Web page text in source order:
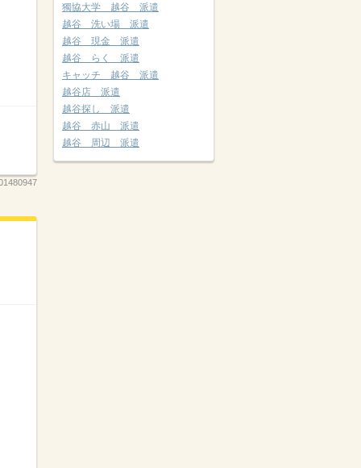
獨協大学 越谷 派遣
越谷 洗い場 派遣
越谷 現金 派遣
越谷 らく 派遣
キャッチ 越谷 派遣
越谷店 派遣
越谷探し 派遣
越谷 赤山 派遣
越谷 周辺 派遣